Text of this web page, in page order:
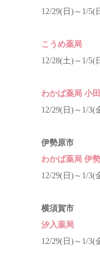
12/29(日)～1/5(
こうめ薬局
12/28(土)～1/5(
わかば薬局 小
12/29(日)～1/3(
伊勢原市
わかば薬局 伊
12/29(日)～1/3(
横須賀市
汐入薬局
12/29(日)～1/3(